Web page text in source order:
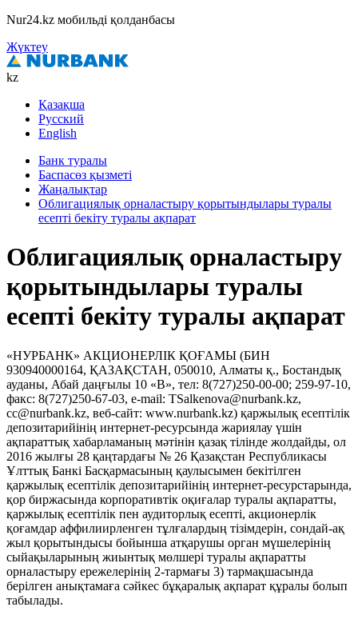
Nur24.kz мобильді қолданбасы
Жүктеу
kz
Қазақша
Русский
English
Банк туралы
Баспасөз қызметі
Жаңалықтар
Облигациялық орналастыру қорытындылары туралы
есепті бекіту туралы ақпарат
Облигациялық орналастыру
қорытындылары туралы
есепті бекіту туралы ақпарат
«НУРБАНК» АКЦИОНЕРЛІК ҚОҒАМЫ (БИН
930940000164, ҚАЗАҚСТАН, 050010, Алматы қ., Бостандық
ауданы, Абай даңғылы 10 «В», тел: 8(727)250-00-00; 259-97-10,
факс: 8(727)250-67-03, e-mail: TSalkenova@nurbank.kz,
cc@nurbank.kz, веб-сайт: www.nurbank.kz) қаржылық есептілік
депозитарийінің интернет-ресурсында жариялау үшін
ақпараттық хабарламаның мәтінін қазақ тілінде жолдайды, ол
2016 жылғы 28 қаңтардағы № 26 Қазақстан Республикасы
Ұлттық Банкі Басқармасының қаулысымен бекітілген
қаржылық есептілік депозитарийінің интернет-ресурстарында,
қор биржасында корпоративтік оқиғалар туралы ақпаратты,
қаржылық есептілік пен аудиторлық есепті, акционерлік
қоғамдар аффилиирленген тұлғалардың тізімдерін, сондай-ақ
жыл қорытындысы бойынша атқарушы орган мүшелерінің
сыйақыларының жиынтық мөлшері туралы ақпаратты
орналастыру ережелерінің 2-тармағы 3) тармақшасында
берілген анықтамаға сәйкес бұқаралық ақпарат құралы болып
табылады.